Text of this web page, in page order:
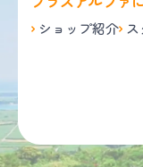
ショップ紹介